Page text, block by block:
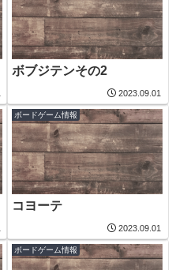
ボブジテンその2
2023.09.01
ボードゲーム情報
コヨーテ
2023.09.01
ボードゲーム情報